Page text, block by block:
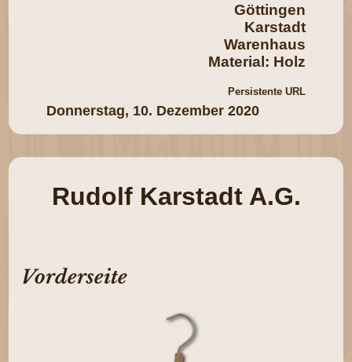
Donnerstag, 10. Dezember 2020
Göttingen
Karstadt
Warenhaus
Material: Holz
Persistente URL
Rudolf Karstadt A.G.
Vorderseite